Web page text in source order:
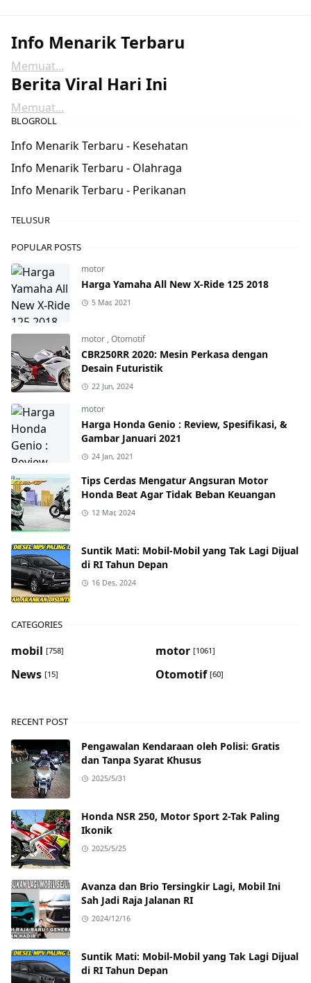
Info Menarik Terbaru
Memuat...
Berita Viral Hari Ini
Memuat...
BLOGROLL
Info Menarik Terbaru - Kesehatan
Info Menarik Terbaru - Olahraga
Info Menarik Terbaru - Perikanan
TELUSUR
POPULAR POSTS
motor
Harga Yamaha All New X-Ride 125 2018
5 Mar, 2021
motor ,Otomotif
CBR250RR 2020: Mesin Perkasa dengan
Desain Futuristik
22 Jun, 2024
motor
Harga Honda Genio : Review, Spesifikasi, &
Gambar Januari 2021
24 Jan, 2021
Tips Cerdas Mengatur Angsuran Motor
Honda Beat Agar Tidak Beban Keuangan
12 Mar, 2024
Suntik Mati: Mobil-Mobil yang Tak Lagi Dijual
di RI Tahun Depan
16 Des, 2024
CATEGORIES
mobil [758] motor [1061]
News [15] Otomotif [60]
RECENT POST
Pengawalan Kendaraan oleh Polisi: Gratis
dan Tanpa Syarat Khusus
2025/5/31
Honda NSR 250, Motor Sport 2-Tak Paling
Ikonik
2025/5/25
Avanza dan Brio Tersingkir Lagi, Mobil Ini
Sah Jadi Raja Jalanan RI
2024/12/16
Suntik Mati: Mobil-Mobil yang Tak Lagi Dijual
di RI Tahun Depan